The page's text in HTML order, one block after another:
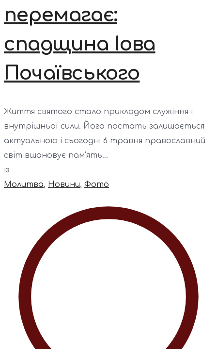
перемагає:
спадщина Іова
Почаївського
Життя святого стало прикладом служіння і
внутрішньої сили. Його постать залишається
актуальною і сьогодні 6 травня православний
світ вшановує пам’ять...
із
Молитва
Новини Фото